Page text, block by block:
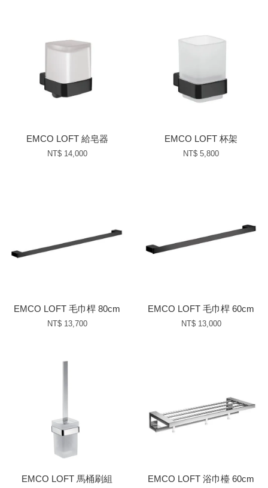
EMCO LOFT 給皂器
NT$ 14,000
EMCO LOFT 杯架
NT$ 5,800
EMCO LOFT 毛巾桿 80cm
NT$ 13,700
EMCO LOFT 毛巾桿 60cm
NT$ 13,000
EMCO LOFT 馬桶刷組 EMCO LOFT 浴巾檯 60cm